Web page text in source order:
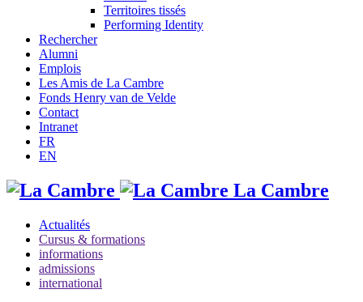
Territoires tissés
Performing Identity
Rechercher
Alumni
Emplois
Les Amis de La Cambre
Fonds Henry van de Velde
Contact
Intranet
FR
EN
La Cambre
Actualités
Cursus & formations
informations
admissions
international